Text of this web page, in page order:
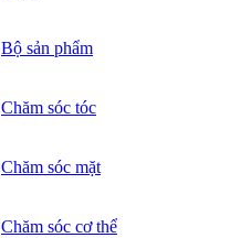
Bộ sản phẩm
Chăm sóc tóc
Chăm sóc mặt
Chăm sóc cơ thể